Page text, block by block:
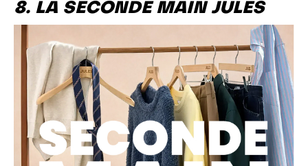
8. LA SECONDE MAIN JULES